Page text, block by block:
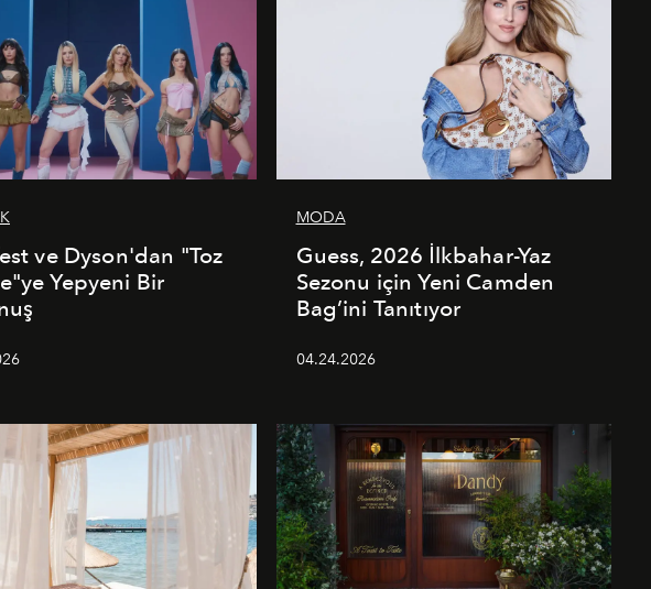
ve Dyson'dan "Toz
Yepyeni Bir
MODA
Guess, 2026 İlkbahar-Yaz
Sezonu için Yeni Camden
Bag’ini Tanıtıyor
04.24.2026